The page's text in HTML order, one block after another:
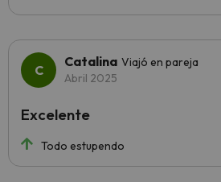
Catalina Viajó en pareja
Abril 2025
Todo estupendo
Excelente